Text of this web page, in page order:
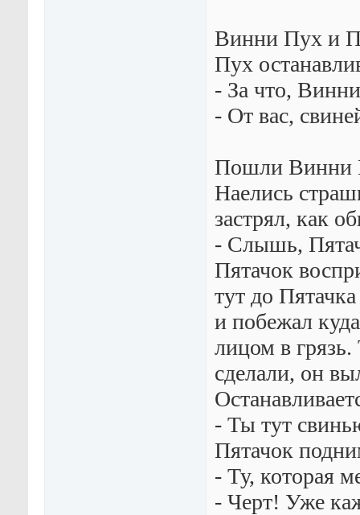
Винни Пух и
Пух
- За что,
- От вас,
Пошли Винни
Наелись
застрял, как
- Слышь,
Пятачок
тут до
и побежал
лицом в
сделали, он
- Ты тут
Пятачок
- Ту, которая
- Черт! Уже